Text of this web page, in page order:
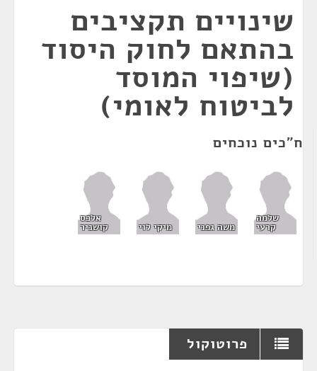
שינויים תקציבים
בהתאם לחוק היסוד
(שיפוי המוסד
לביטוח לאומי)
ח"כים נוכחים
שלמה
קרעי משה גפני מיקי לוי
אלכס
קושניר
פרוטוקול